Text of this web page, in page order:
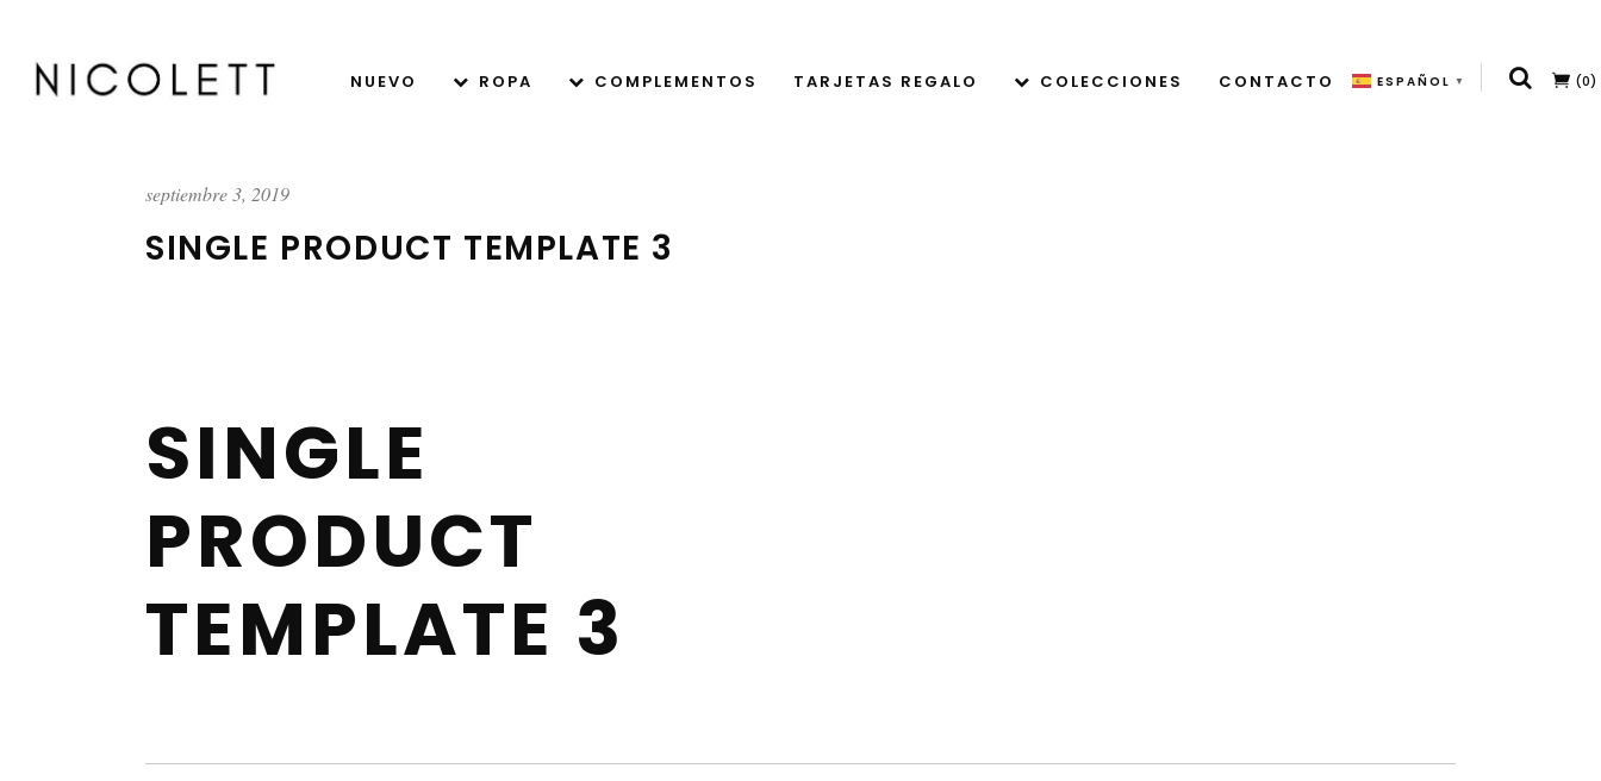
NUEVO ROPA COMPLEMENTOS TARJETAS REGALO COLECCIONES CONTACTO ESPAÑOL ▼ (0)
septiembre 3, 2019
SINGLE PRODUCT TEMPLATE 3
SINGLE
PRODUCT
TEMPLATE 3